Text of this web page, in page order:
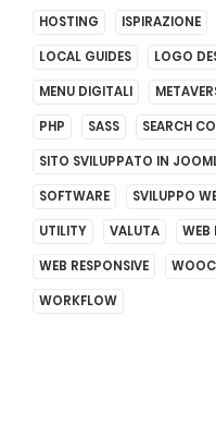
HOSTING
ISPIRAZIONE
LOCAL GUIDES
LOGO
MENU DIGITALI
PHP
SASS SEARCH
SITO SVILUPPATO IN
SOFTWARE
SVILUPPO
UTILITY
VALUTA WEB
WEB RESPONSIVE
WORKFLOW